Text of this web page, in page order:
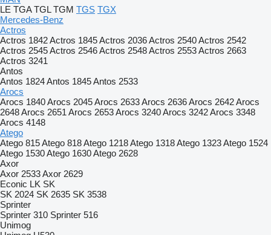
LE TGA TGL TGM TGS TGX
Mercedes-Benz
Actros
Actros 1842Actros 1845Actros 2036Actros 2540Actros 2542
Actros 2545Actros 2546Actros 2548Actros 2553Actros 2663
Actros 3241
Antos
Antos 1824Antos 1845Antos 2533
Arocs
Arocs 1840Arocs 2045Arocs 2633Arocs 2636Arocs 2642Arocs
2648Arocs 2651 Arocs 2653Arocs 3240Arocs 3242Arocs 3348
Arocs 4148
Atego
Atego 815Atego 818Atego 1218Atego 1318Atego 1323Atego 1524
Atego 1530Atego 1630Atego 2628
Axor
Axor 2533Axor 2629
Econic LK SK
SK 2024 SK 2635 SK 3538
Sprinter
Sprinter 310 Sprinter 516
Unimog